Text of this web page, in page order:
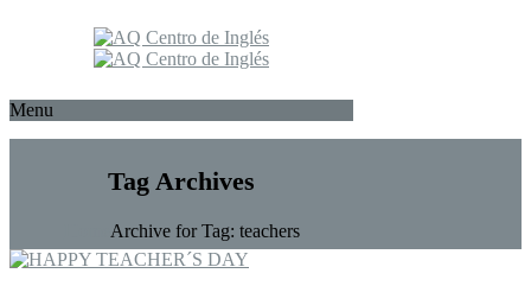
Menu
Tag Archives
Archive for Tag: teachers